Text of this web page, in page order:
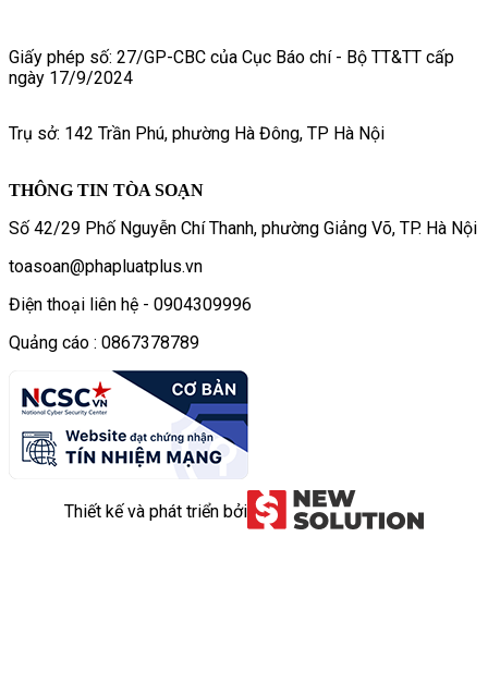
Giấy phép số: 27/GP-CBC của Cục Báo chí - Bộ TT&TT cấp
ngày 17/9/2024
Trụ sở: 142 Trần Phú, phường Hà Đông, TP Hà Nội
THÔNG TIN TÒA SOẠN
Số 42/29 Phố Nguyễn Chí Thanh, phường Giảng Võ, TP. Hà Nội
toasoan@phapluatplus.vn
Điện thoại liên hệ - 0904309996
Quảng cáo : 0867378789
Thiết kế và phát triển bởi